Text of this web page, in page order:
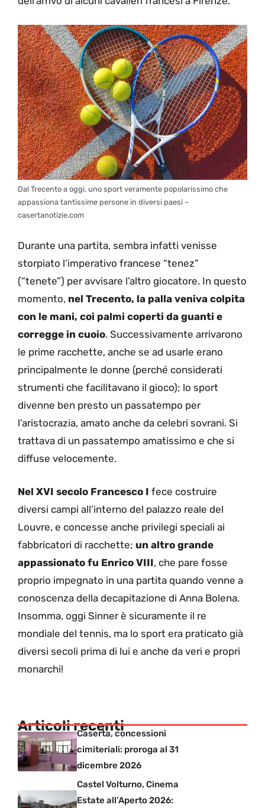
Dal Trecento a oggi, uno sport veramente popolarissimo che
appassiona tantissime persone in diversi paesi –
casertanotizie.com
Durante una partita, sembra infatti venisse
storpiato l’imperativo francese “tenez”
(“tenete”) per avvisare l’altro giocatore. In questo
momento, nel Trecento, la palla veniva colpita
con le mani, coi palmi coperti da guanti e
corregge in cuoio. Successivamente arrivarono
le prime racchette, anche se ad usarle erano
principalmente le donne (perché considerati
strumenti che facilitavano il gioco); lo sport
divenne ben presto un passatempo per
l’aristocrazia, amato anche da celebri sovrani. Si
trattava di un passatempo amatissimo e che si
diffuse velocemente.
Nel XVI secolo Francesco I fece costruire
diversi campi all’interno del palazzo reale del
Louvre, e concesse anche privilegi speciali ai
fabbricatori di racchette; un altro grande
appassionato fu Enrico VIII, che pare fosse
proprio impegnato in una partita quando venne a
conoscenza della decapitazione di Anna Bolena.
Insomma, oggi Sinner è sicuramente il re
mondiale del tennis, ma lo sport era praticato già
diversi secoli prima di lui e anche da veri e propri
monarchi!
Articoli recenti
Caserta, concessioni
cimiteriali: proroga al 31
dicembre 2026
Castel Volturno, Cinema
Estate all’Aperto 2026: